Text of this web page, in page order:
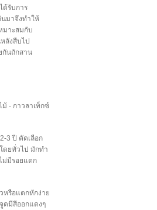
ด้รับการ
มาจึงทำให้
มาะสมกับ
ลังสืบไป
กันถักสาน
ม้ - กาวลาเท็กซ์
3 ปี คัดเลือก
ดยทั่วไป มักทำ
ม่มีรอยแตก
หรือแตกหักง่าย
ดมีสีออกแดงๆ